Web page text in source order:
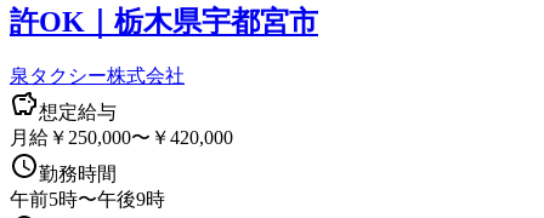
許OK｜栃木県宇都宮市
泉タクシー株式会社
想定給与
月給￥250,000〜￥420,000
勤務時間
午前5時〜午後9時